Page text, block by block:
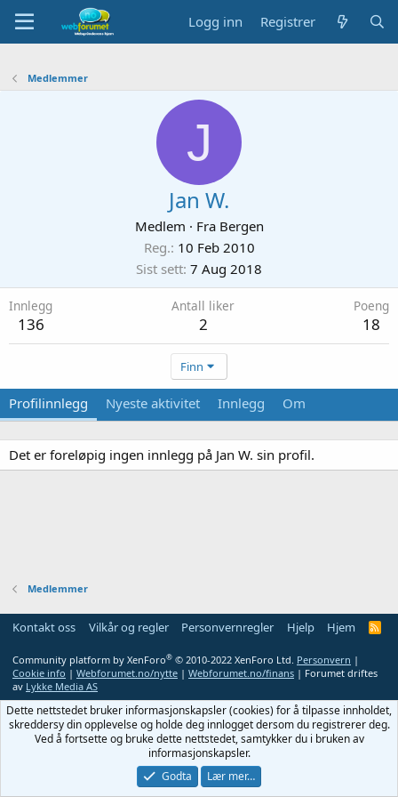
Logg inn Registrer
Medlemmer
J
Jan W.
Medlem · Fra Bergen
Reg. 10 Feb 2010
Sist sett 7 Aug 2018
Innlegg
136
Antall liker
2
Poeng
18
Finn
Profilinnlegg Nyeste aktivitet Innlegg Om
Det er foreløpig ingen innlegg på Jan W. sin profil.
Medlemmer
Kontakt oss Vilkår og regler Personvernregler Hjelp Hjem
R
Community platform by XenForo® © 2010-2022 XenForo Ltd. Personvern |
Cookie info | Webforumet.no/nytte | Webforumet.no/finans | Forumet driftes
av Lykke Media AS
Dette nettstedet bruker informasjonskapsler (cookies) for å tilpasse innholdet,
skreddersy din opplevelse og holde deg innlogget dersom du registrerer deg.
Ved å fortsette og bruke dette nettstedet, samtykker du i bruken av
informasjonskapsler.
Godta
Lær mer…